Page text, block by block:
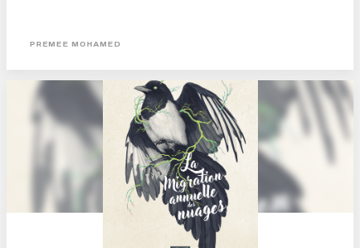
PREMEE MOHAMED